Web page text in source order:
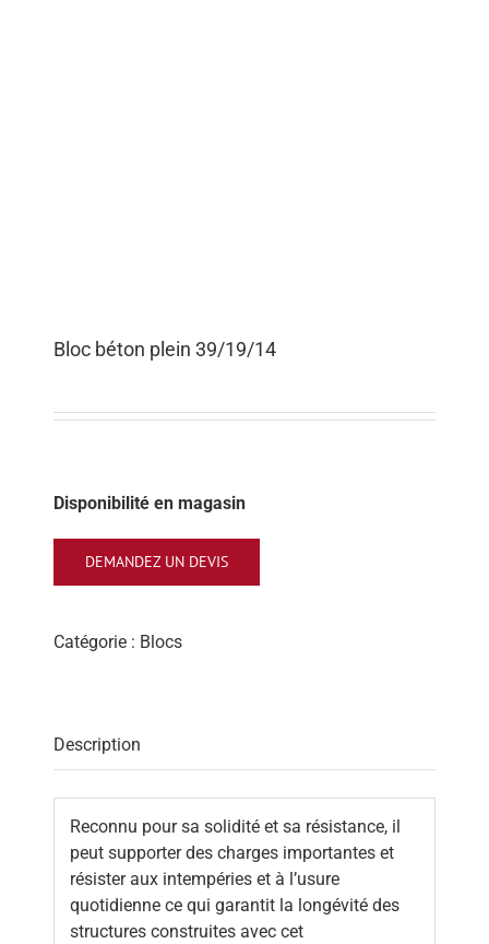
Bloc béton plein 39/19/14
Disponibilité en magasin
DEMANDEZ UN DEVIS
Catégorie : Blocs
Description
Reconnu pour sa solidité et sa résistance, il
peut supporter des charges importantes et
résister aux intempéries et à l’usure
quotidienne ce qui garantit la longévité des
structures construites avec cet